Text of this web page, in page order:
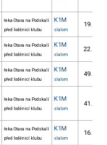
řeka Otava na Podskalí
před loděnicí klubu
K1M
slalom
19.
řeka Otava na Podskalí
před loděnicí klubu
K1M
slalom
22.
řeka Otava na Podskalí
před loděnicí klubu
K1M
slalom
49.
řeka Otava na Podskalí
před loděnicí klubu
K1M
slalom
41.
řeka Otava na Podskalí
před loděnicí klubu
K1M
slalom
16.